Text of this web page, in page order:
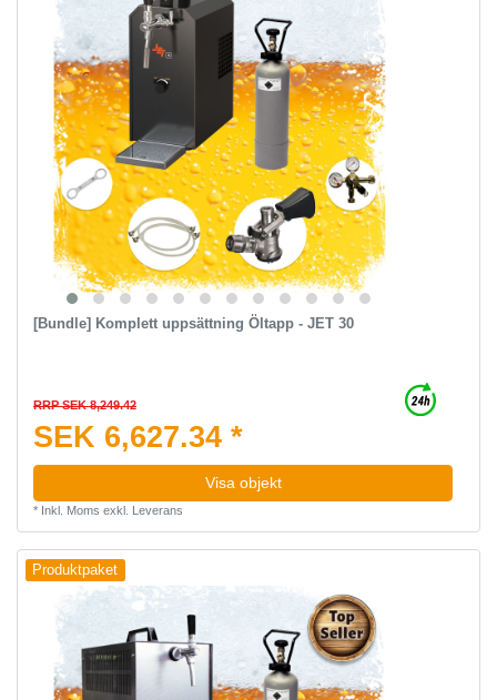
[Bundle] Komplett uppsättning Öltapp - JET 30
RRP SEK 8,249.42
SEK 6,627.34 *
Visa objekt
* Inkl. Moms exkl. Leverans
Produktpaket